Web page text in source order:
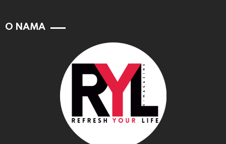
O NAMA